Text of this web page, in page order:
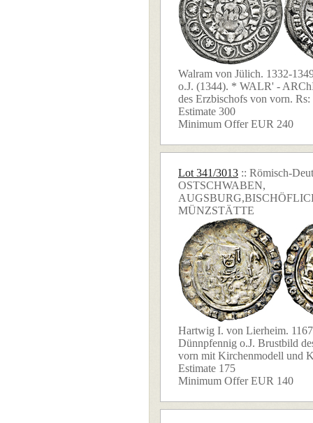
Walram von Jülich. 1332-
o.J. (1344). * WALR' -
des Erzbischofs von vorn. Rs:
Estimate 300
Minimum Offer EUR 240
Lot 341/3013 :: Römisch-
OSTSCHWABEN,
MÜNZSTÄTTE
Hartwig I. von Lierheim.
Dünnpfennig o.J. Brustbild
vorn mit Kirchenmodell und
Estimate 175
Minimum Offer EUR 140